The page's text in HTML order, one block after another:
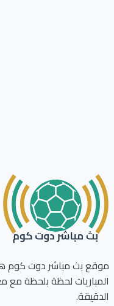
بث مباشر دوت كوم هو
لحظة بلحظة مع